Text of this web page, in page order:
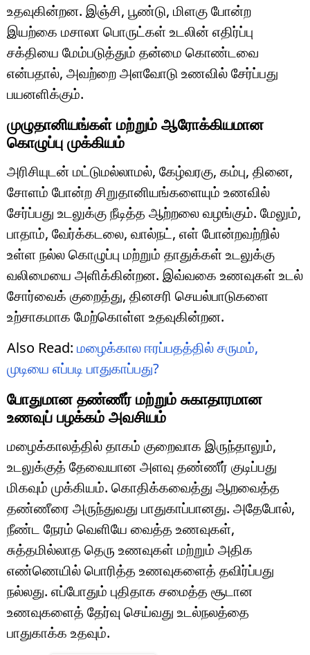
உதவுகின்றன. இஞ்சி, பூண்டு, மிளகு போன்ற
இயற்கை மசாலா பொருட்கள் உடலின் எதிர்ப்பு
சக்தியை மேம்படுத்தும் தன்மை கொண்டவை
என்பதால், அவற்றை அளவோடு உணவில் சேர்ப்பது
பயனளிக்கும்.
முழுதானியங்கள் மற்றும் ஆரோக்கியமான
கொழுப்பு முக்கியம்
அரிசியுடன் மட்டுமல்லாமல், கேழ்வரகு, கம்பு, தினை,
சோளம் போன்ற சிறுதானியங்களையும் உணவில்
சேர்ப்பது உடலுக்கு நீடித்த ஆற்றலை வழங்கும். மேலும்,
பாதாம், வேர்க்கடலை, வால்நட், எள் போன்றவற்றில்
உள்ள நல்ல கொழுப்பு மற்றும் தாதுக்கள் உடலுக்கு
வலிமையை அளிக்கின்றன. இவ்வகை உணவுகள் உடல்
சோர்வைக் குறைத்து, தினசரி செயல்பாடுகளை
உற்சாகமாக மேற்கொள்ள உதவுகின்றன.
Also Read: மழைக்கால ஈரப்பதத்தில் சருமம்,
முடியை எப்படி பாதுகாப்பது?
போதுமான தண்ணீர் மற்றும் சுகாதாரமான
உணவுப் பழக்கம் அவசியம்
மழைக்காலத்தில் தாகம் குறைவாக இருந்தாலும்,
உடலுக்குத் தேவையான அளவு தண்ணீர் குடிப்பது
மிகவும் முக்கியம். கொதிக்கவைத்து ஆறவைத்த
தண்ணீரை அருந்துவது பாதுகாப்பானது. அதேபோல்,
நீண்ட நேரம் வெளியே வைத்த உணவுகள்,
சுத்தமில்லாத தெரு உணவுகள் மற்றும் அதிக
எண்ணெயில் பொரித்த உணவுகளைத் தவிர்ப்பது
நல்லது. எப்போதும் புதிதாக சமைத்த சூடான
உணவுகளைத் தேர்வு செய்வது உடல்நலத்தை
பாதுகாக்க உதவும்.